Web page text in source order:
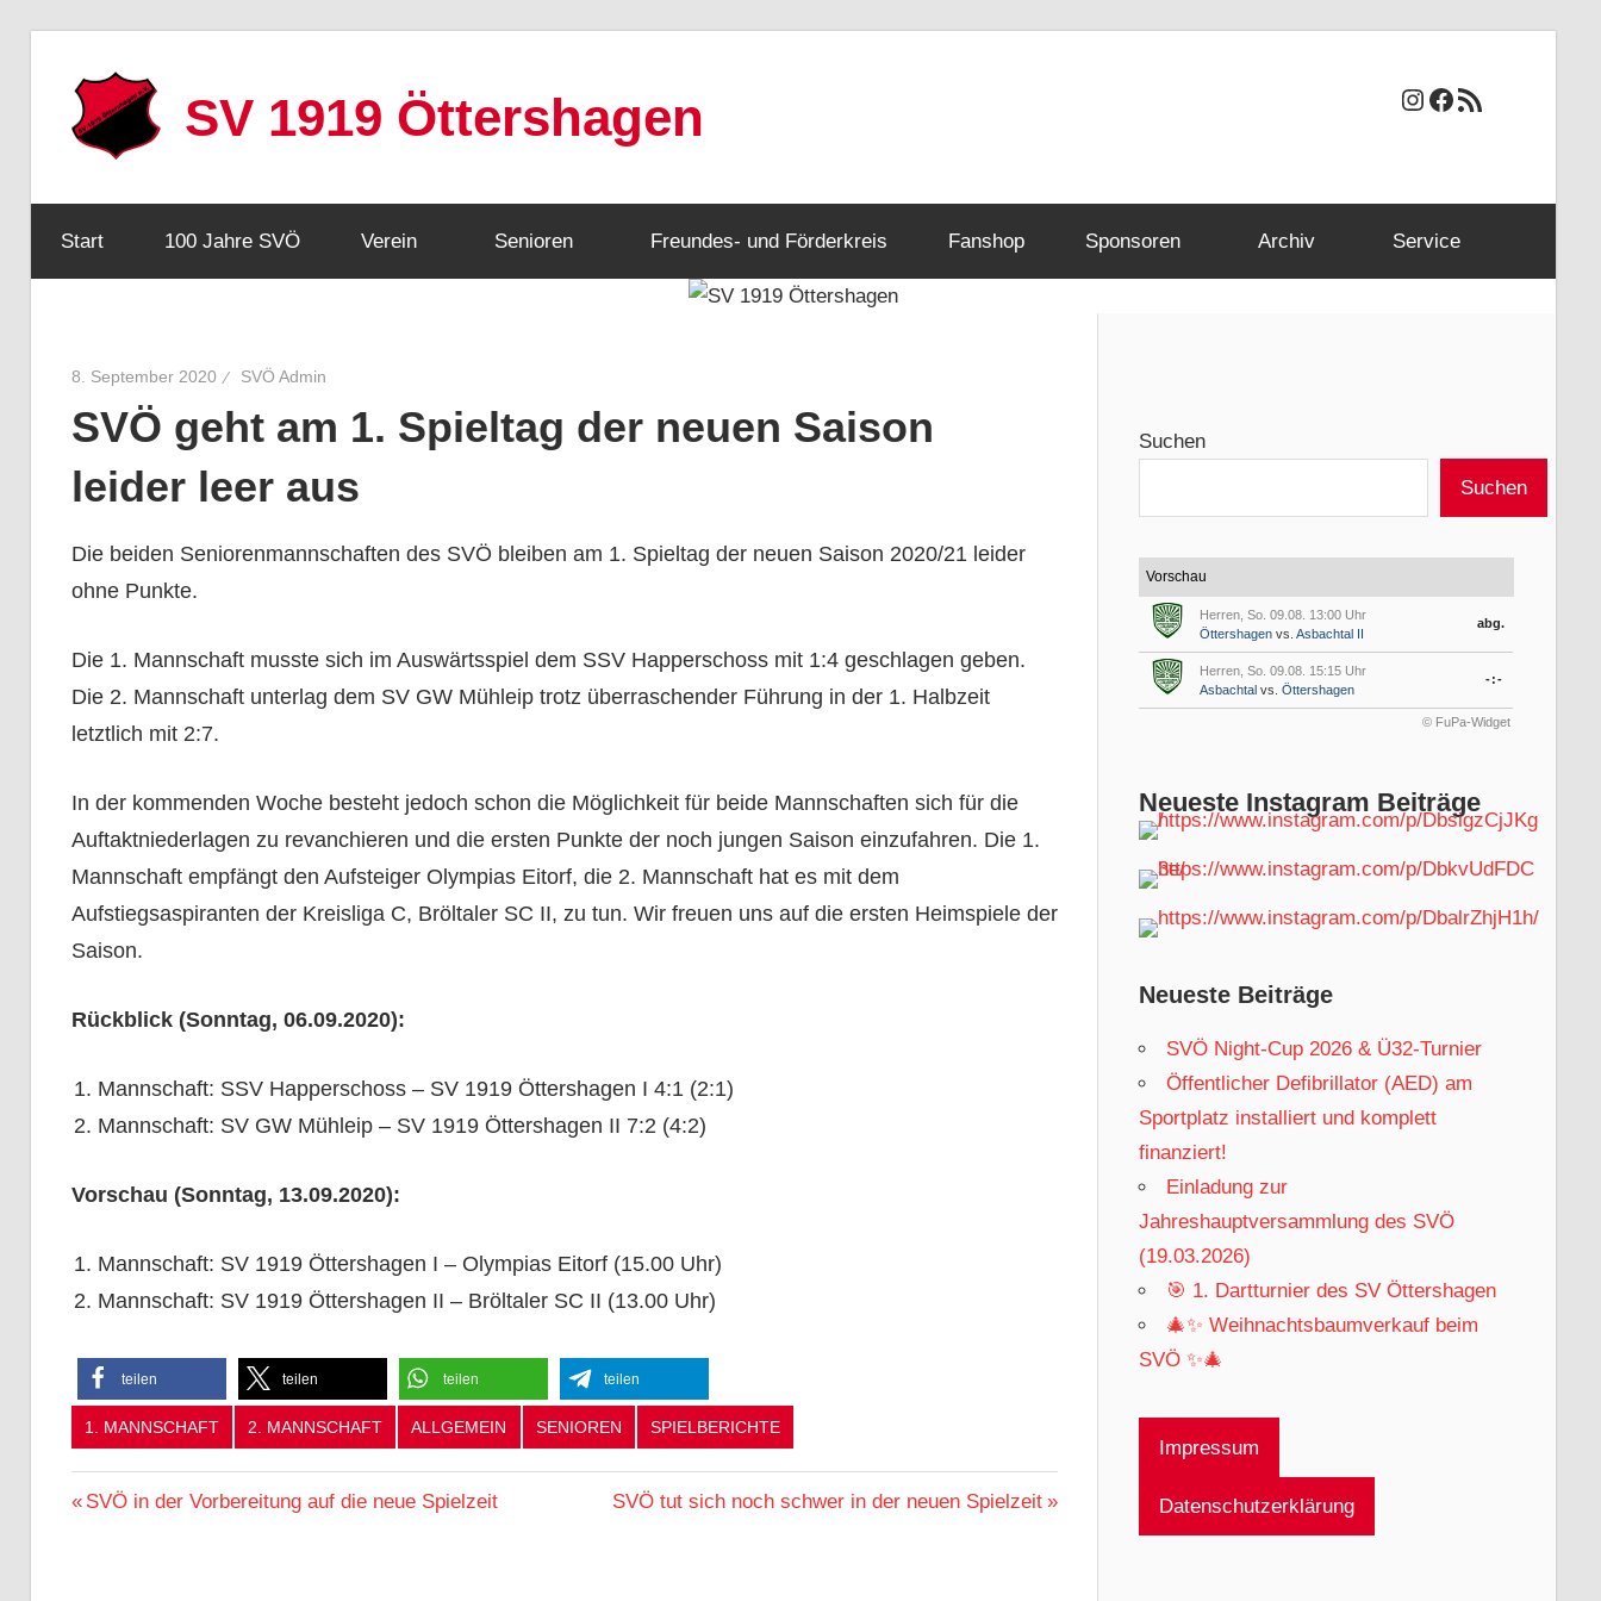
Inhalt
springen
SV 1919 Öttershagen Instagram
Facebook
RSS-Feed
Start 100 Jahre SVÖ Verein Senioren Freundes- und Förderkreis Fanshop Sponsoren Archiv Service
8. September 2020 SVÖ Admin
SVÖ geht am 1. Spieltag der neuen Saison
leider leer aus
Die beiden Seniorenmannschaften des SVÖ bleiben am 1. Spieltag der neuen Saison 2020/21 leider
ohne Punkte.
Die 1. Mannschaft musste sich im Auswärtsspiel dem SSV Happerschoss mit 1:4 geschlagen geben.
Die 2. Mannschaft unterlag dem SV GW Mühleip trotz überraschender Führung in der 1. Halbzeit
letztlich mit 2:7.
In der kommenden Woche besteht jedoch schon die Möglichkeit für beide Mannschaften sich für die
Auftaktniederlagen zu revanchieren und die ersten Punkte der noch jungen Saison einzufahren. Die 1.
Mannschaft empfängt den Aufsteiger Olympias Eitorf, die 2. Mannschaft hat es mit dem
Aufstiegsaspiranten der Kreisliga C, Bröltaler SC II, zu tun. Wir freuen uns auf die ersten Heimspiele der
Saison.
Rückblick (Sonntag, 06.09.2020):
Mannschaft: SSV Happerschoss – SV 1919 Öttershagen I 4:1 (2:1)
Mannschaft: SV GW Mühleip – SV 1919 Öttershagen II 7:2 (4:2)
Vorschau (Sonntag, 13.09.2020):
Mannschaft: SV 1919 Öttershagen I – Olympias Eitorf (15.00 Uhr)
Mannschaft: SV 1919 Öttershagen II – Bröltaler SC II (13.00 Uhr)
teilen teilen teilen teilen
1. MANNSCHAFT 2. MANNSCHAFT ALLGEMEIN SENIOREN SPIELBERICHTE
Beitragsnavigation
Vorheriger
SVÖ in der Vorbereitung auf die neue Spielzeit
Nächster
SVÖ tut sich noch schwer in der neuen Spielzeit
Suchen
Suchen
Vorschau
Herren, So. 09.08. 13:00 Uhr
Öttershagen vs. Asbachtal II
abg.
Herren, So. 09.08. 15:15 Uhr
Asbachtal vs. Öttershagen
-:-
© FuPa-Widget
Neueste Instagram Beiträge
Neueste Beiträge
SVÖ Night-Cup 2026 & Ü32-Turnier
Öffentlicher Defibrillator (AED) am
Sportplatz installiert und komplett
finanziert!
Einladung zur
Jahreshauptversammlung des SVÖ
(19.03.2026)
🎯 1. Dartturnier des SV Öttershagen
🎄✨ Weihnachtsbaumverkauf beim
SVÖ ✨🎄
Impressum
Datenschutzerklärung